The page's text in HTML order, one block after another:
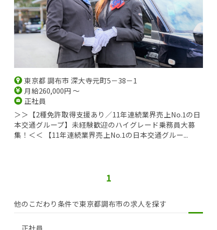
東京都 調布市 深大寺元町5－38－1
月給260,000円 ～
正社員
＞＞【2種免許取得支援あり／11年連続業界売上No.1の日
本交通グループ】未経験歓迎のハイグレード乗務員大募
集！＜＜ 【11年連続業界売上No.1の日本交通グルー...
1
他のこだわり条件で東京都調布市の求人を探す
正社員